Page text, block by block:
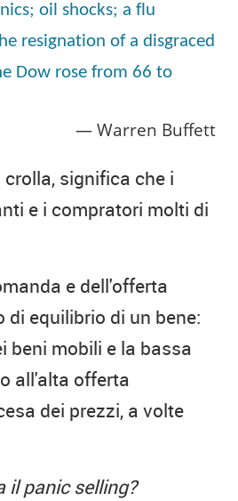
oil shocks; a flu
resignation of a disgraced
Dow rose from 66 to
Warren Buffett
significa che i
e i compratori molti di
e dell'offerta
di equilibrio di un bene:
beni mobili e la bassa
all'alta offerta
dei prezzi, a volte
il panic selling?